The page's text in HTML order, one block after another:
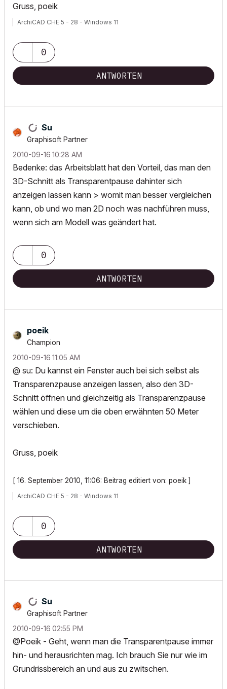
Gruss, poeik
ArchiCAD CHE 5 - 28 - Windows 11
0
ANTWORTEN
Su
Graphisoft Partner
‎2010-09-16 10:28 AM
Bedenke: das Arbeitsblatt hat den Vorteil, das man den
3D-Schnitt als Transparentpause dahinter sich
anzeigen lassen kann > womit man besser vergleichen
kann, ob und wo man 2D noch was nachführen muss,
wenn sich am Modell was geändert hat.
0
ANTWORTEN
poeik
Champion
‎2010-09-16 11:05 AM
@ su: Du kannst ein Fenster auch bei sich selbst als
Transparenzpause anzeigen lassen, also den 3D-
Schnitt öffnen und gleichzeitig als Transparenzpause
wählen und diese um die oben erwähnten 50 Meter
verschieben.
Gruss, poeik
[ 16. September 2010, 11:06: Beitrag editiert von: poeik ]
ArchiCAD CHE 5 - 28 - Windows 11
0
ANTWORTEN
Su
Graphisoft Partner
‎2010-09-16 02:55 PM
@Poeik - Geht, wenn man die Transparentpause immer
hin- und herausrichten mag. Ich brauch Sie nur wie im
Grundrissbereich an und aus zu zwitschen.